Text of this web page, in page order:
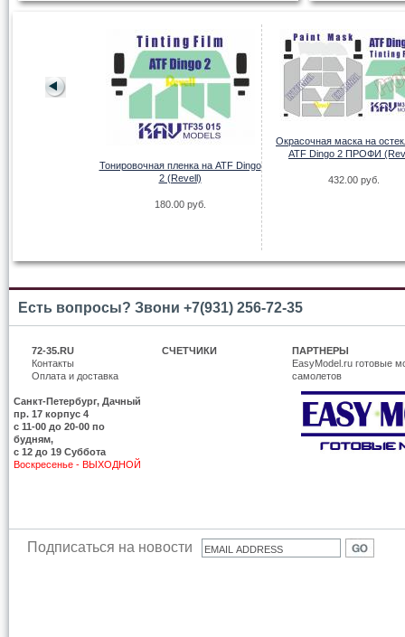
Тонировочная пленка на ATF Dingo
2 (Revell)
180.00 руб.
Окрасочная маска на
ATF Dingo 2 ПРОФИ
432.00 руб.
Есть вопросы? Звони +7(931) 256-72-35
72-35.RU
Контакты
Оплата и доставка
Санкт-Петербург, Дачный
пр. 17 корпус 4
c 11-00 до 20-00 по
будням,
с 12 до 19 Суббота
Воскресенье - ВЫХОДНОЙ
СЧЕТЧИКИ
ПАРТНЕРЫ
EasyModel.ru готовые
самолетов
Подписаться на новости